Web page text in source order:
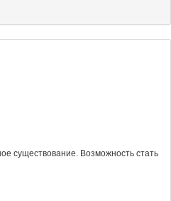
существование. Возможность стать